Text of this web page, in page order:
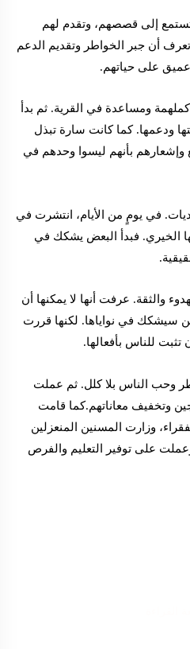
إلى قصصهم، وتقدم لهم
أن جبر الخواطر وتقديم الدعم
عميق على حياتهم.
ومساعدة في القرية. ثم بدأ
ودعمها. كما كانت سارة تبذل
بأنهم ليسوا وحدهم في
في يومٍ من الأيام، انتشرت في
الخيري. فبدأ البعض يشكك في
والثقة. عرفت أنها لا يمكنها أن
سيشكك في نواياها. لكنها قررت
للناس بأفعالها.
وحب الناس بلا كلل. ثم عملت
وتخفيف معاناتهم.كما قامت
وزارت المسنين المنعزلين
وعملت على توفير التعليم والفرص